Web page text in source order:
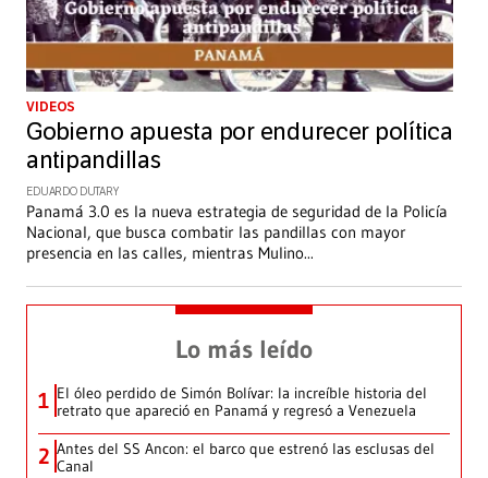
VIDEOS
Gobierno apuesta por endurecer política
antipandillas
EDUARDO DUTARY
Panamá 3.0 es la nueva estrategia de seguridad de la Policía
Nacional, que busca combatir las pandillas con mayor
presencia en las calles, mientras Mulino...
Lo más leído
1 El óleo perdido de Simón Bolívar: la increíble historia del
retrato que apareció en Panamá y regresó a Venezuela
2 Antes del SS Ancon: el barco que estrenó las esclusas del
Canal